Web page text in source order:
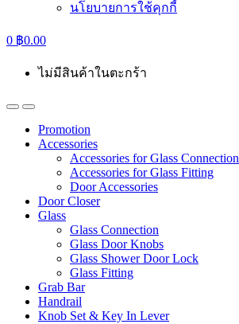
นโยบายการใช้คุกกี้
0 ฿0.00
ไม่มีสินค้าในตะกร้า
Promotion
Accessories
Accessories for Glass Connection
Accessories for Glass Fitting
Door Accessories
Door Closer
Glass
Glass Connection
Glass Door Knobs
Glass Shower Door Lock
Glass Fitting
Grab Bar
Handrail
Knob Set & Key In Lever